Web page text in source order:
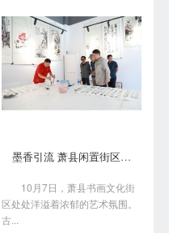
墨香引流 萧县闲置街区变身书画艺术聚落
10月7日，萧县书画文化街
区处处洋溢着浓郁的艺术氛围。
古...